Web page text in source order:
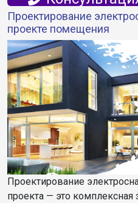
Проектирование
проекте помещения
Проектирование
проекта — это комплексная